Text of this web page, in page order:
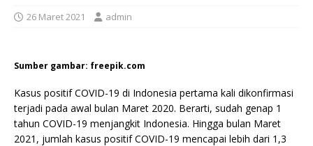
26 Maret 2021 admin
Sumber gambar: freepik.com
Kasus positif COVID-19 di Indonesia pertama kali dikonfirmasi
terjadi pada awal bulan Maret 2020. Berarti, sudah genap 1
tahun COVID-19 menjangkit Indonesia. Hingga bulan Maret
2021, jumlah kasus positif COVID-19 mencapai lebih dari 1,3